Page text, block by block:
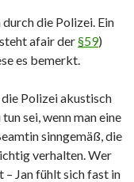
die Polizei. Ein
afair der§59)
es bemerkt.
Polizei akustisch
sei, wenn man eine
sinngemäß, die
verhalten. Wer
Jan fühlt sich fast in